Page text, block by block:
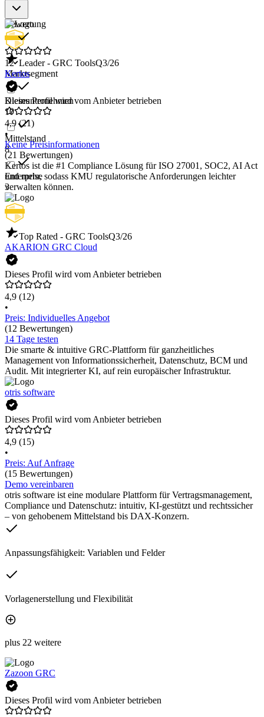
Bewertung
12
Marktsegment
Kleinunternehmen
10
Mittelstand
8
Enterprise
3
Leader - GRC ToolsQ3/26
Kertos
Dieses Profil wird vom Anbieter betrieben
4,9(21)
•
Keine Preisinformationen
(21 Bewertungen)
Kertos ist die #1 Compliance Lösung für ISO 27001, SOC2, AI Act
und mehr, sodass KMU regulatorische Anforderungen leichter
verwalten können.
Top Rated - GRC ToolsQ3/26
AKARION GRC Cloud
Dieses Profil wird vom Anbieter betrieben
4,9 (12)
•
Preis: Individuelles Angebot
(12 Bewertungen)
14 Tage testen
Die smarte & intuitive GRC-Plattform für ganzheitliches
Management von Informationssicherheit, Datenschutz, BCM und
Audit. Mit integrierter KI, auf rein europäischer Infrastruktur.
otris software
Dieses Profil wird vom Anbieter betrieben
4,9 (15)
•
Preis: Auf Anfrage
(15 Bewertungen)
Demo vereinbaren
otris software ist eine modulare Plattform für Vertragsmanagement,
Compliance und Datenschutz: intuitiv, KI-gestützt und rechtssicher
– von gehobenem Mittelstand bis DAX-Konzern.
Anpassungsfähigkeit: Variablen und Felder
Vorlagenerstellung und Flexibilität
plus 22 weitere
Zazoon GRC
Dieses Profil wird vom Anbieter betrieben